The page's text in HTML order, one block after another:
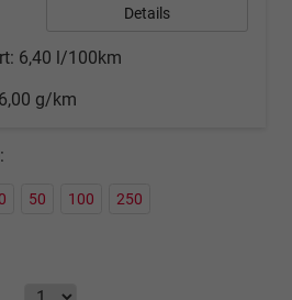
Details
6,40 l/100km
g/km
50 100 250